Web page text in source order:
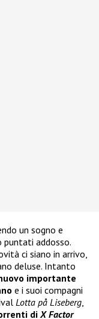
un sogno e
addosso.
ci siano in arrivo,
deluse. Intanto
importante
e i suoi compagni
Lotta på Liseberg
di X Factor